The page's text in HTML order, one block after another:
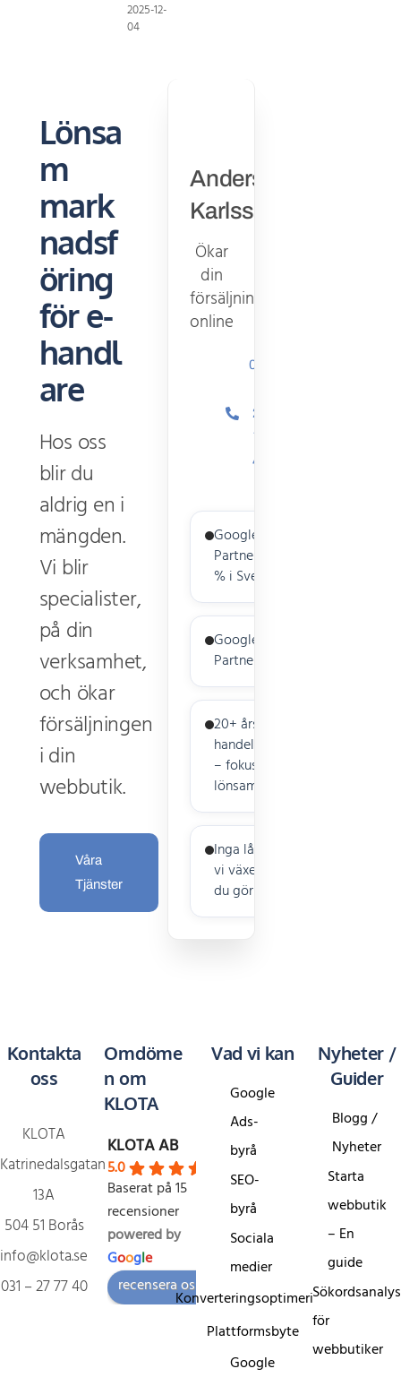
2025-12-
04
Lönsa
m
mark
nadsf
öring
för e-
handl
are
Hos oss
blir du
aldrig en i
mängden.
Vi blir
specialister,
på din
verksamhet,
och ökar
försäljningen
i din
webbutik.
Våra
Tjänster
Anders
Karlsson
Ökar
din
försäljning
online
031
27
77
40
Google Premier
Partner – topp 3
% i Sverige
Google CSS
Partner
20+ års e-
handelserfarenhet
– fokus på
lönsam tillväxt
Inga långa avtal –
vi växer bara om
du gör det
Kontakta
oss
KLOTA
Katrinedalsgatan
13A
504 51 Borås
info@klota.se
031 – 27 77 40
Omdöme
n om
KLOTA
KLOTA AB
5.0
Baserat på 15
recensioner
powered by
Google
recensera oss på
Vad vi kan
Google
Ads-
byrå
SEO-
byrå
Sociala
medier
Konverteringsoptimering
Plattformsbyte
Google
Nyheter /
Guider
Blogg /
Nyheter
Starta
webbutik
– En
guide
Sökordsanalys
för
webbutiker